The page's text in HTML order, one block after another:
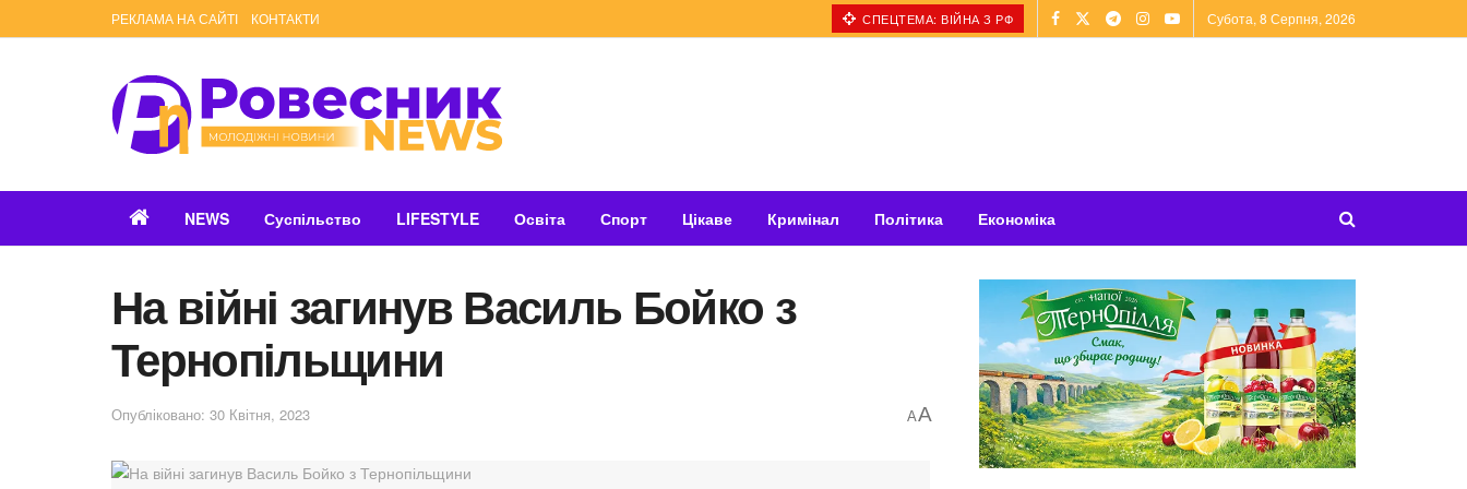
РЕКЛАМА НА САЙТІ КОНТАКТИ СПЕЦТЕМА: ВІЙНА З РФ Субота, 8 Серпня, 2026
NEWS Суспільство LIFESTYLE Освіта Спорт Цікаве Кримінал Політика Економіка
На війні загинув Василь Бойко з
Тернопільщини
Опубліковано: 30 Квітня, 2023 AA